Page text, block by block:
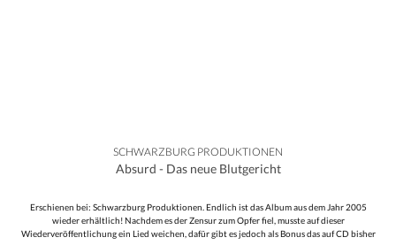
SCHWARZBURG PRODUKTIONEN
Absurd - Das neue Blutgericht
Erschienen bei: Schwarzburg Produktionen. Endlich ist das Album aus dem Jahr 2005
wieder erhältlich! Nachdem es der Zensur zum Opfer fiel, musste auf dieser
Wiederveröffentlichung ein Lied weichen, dafür gibt es jedoch als Bonus das auf CD bisher